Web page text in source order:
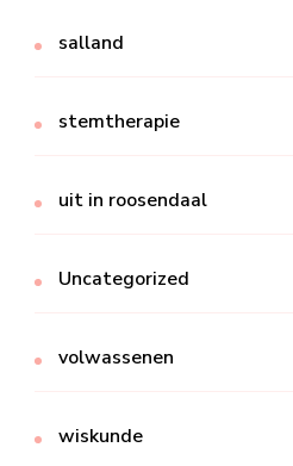
salland
stemtherapie
uit in roosendaal
Uncategorized
volwassenen
wiskunde